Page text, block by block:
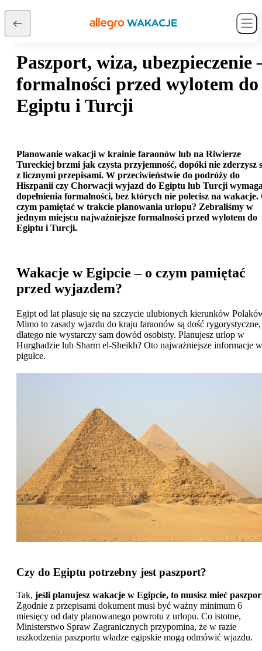
Paszport, wiza, ubezpieczenie
formalności przed wylotem do
Egiptu i Turcji
Planowanie wakacji w krainie faraonów lub na Riwierze
Tureckiej brzmi jak czysta przyjemność, dopóki nie zderzysz
z licznymi przepisami. W przeciwieństwie do podróży do
Hiszpanii czy Chorwacji wyjazd do Egiptu lub Turcji
dopełnienia formalności, bez których nie polecisz na wakacje.
czym pamiętać w trakcie planowania urlopu? Zebraliśmy w
jednym miejscu najważniejsze formalności przed wylotem do
Egiptu i Turcji.
Wakacje w Egipcie – o czym pamiętać
przed wyjazdem?
Egipt od lat plasuje się na szczycie ulubionych kierunków
Mimo to zasady wjazdu do kraju faraonów są dość rygorystyczne,
dlatego nie wystarczy sam dowód osobisty. Planujesz urlop w
Hurghadzie lub Sharm el-Sheikh? Oto najważniejsze informacje w
pigułce.
Czy do Egiptu potrzebny jest paszport?
Tak, jeśli planujesz wakacje w Egipcie, to musisz mieć
Zgodnie z przepisami dokument musi być ważny minimum 6
miesięcy od daty planowanego powrotu z urlopu. Co istotne,
Ministerstwo Spraw Zagranicznych przypomina, że w razie
uszkodzenia paszportu władze egipskie mogą odmówić wjazdu.